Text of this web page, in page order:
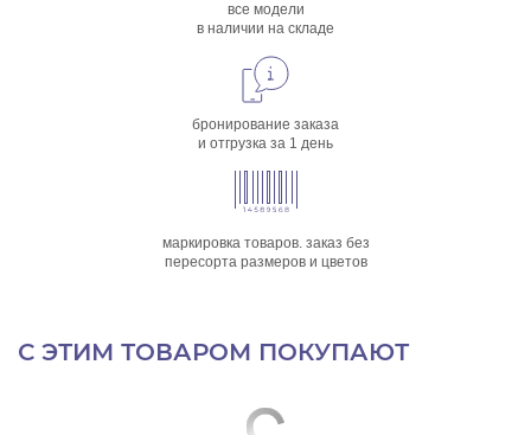
все модели
в наличии на складе
бронирование заказа
и отгрузка за 1 день
маркировка товаров. заказ без
пересорта размеров и цветов
С ЭТИМ ТОВАРОМ ПОКУПАЮТ